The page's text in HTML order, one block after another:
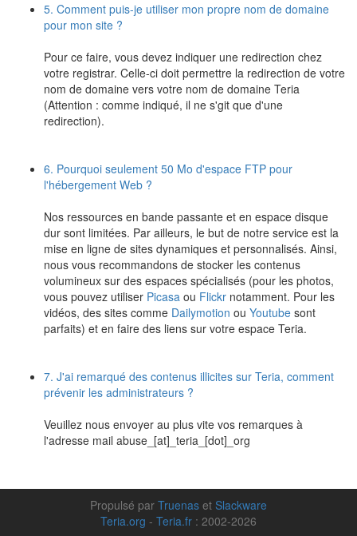
5. Comment puis-je utiliser mon propre nom de domaine
pour mon site ?
Pour ce faire, vous devez indiquer une redirection chez
votre registrar. Celle-ci doit permettre la redirection de votre
nom de domaine vers votre nom de domaine Teria
(Attention : comme indiqué, il ne s'git que d'une
redirection).
6. Pourquoi seulement 50 Mo d'espace FTP pour
l'hébergement Web ?
Nos ressources en bande passante et en espace disque
dur sont limitées. Par ailleurs, le but de notre service est la
mise en ligne de sites dynamiques et personnalisés. Ainsi,
nous vous recommandons de stocker les contenus
volumineux sur des espaces spécialisés (pour les photos,
vous pouvez utiliser Picasa ou Flickr notamment. Pour les
vidéos, des sites comme Dailymotion ou Youtube sont
parfaits) et en faire des liens sur votre espace Teria.
7. J'ai remarqué des contenus illicites sur Teria, comment
prévenir les administrateurs ?
Veuillez nous envoyer au plus vite vos remarques à
l'adresse mail abuse_[at]_teria_[dot]_org
Propulsé par Truenas et Slackware
Teria.org - Teria.fr : 2002-2026